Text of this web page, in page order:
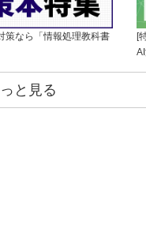
策なら「情報処理教科書
[
と見る